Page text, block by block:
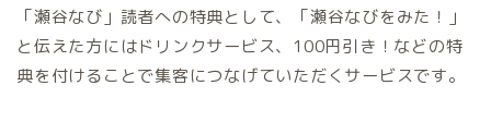
「瀬谷なび」読者への特典として、「瀬谷なびをみた！」
と伝えた方にはドリンクサービス、100円引き！などの特
典を付けることで集客につなげていただくサービスです。